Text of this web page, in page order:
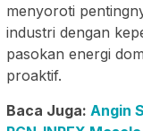
menyoroti
industri dengan
pasokan energi
proaktif.
Baca Juga: Angin